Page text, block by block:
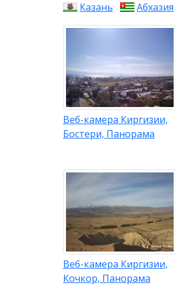
Казань
Абхазия
Веб-камера Киргизии,
Бостери, Панорама
Веб-камера Киргизии,
Кочкор, Панорама